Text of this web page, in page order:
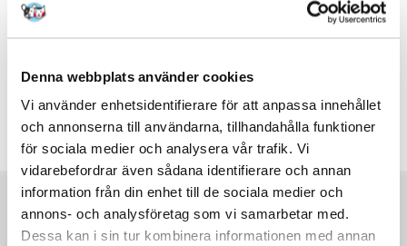
Denna webbplats använder cookies
Vi använder enhetsidentifierare för att anpassa innehållet
och annonserna till användarna, tillhandahålla funktioner
för sociala medier och analysera vår trafik. Vi
vidarebefordrar även sådana identifierare och annan
information från din enhet till de sociala medier och
annons- och analysföretag som vi samarbetar med.
Dessa kan i sin tur kombinera informationen med annan
Recensioner
Ytterligare foton
FÖRE KÖP